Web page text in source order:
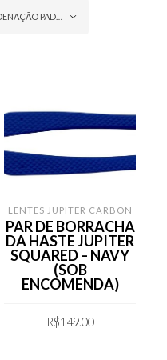
ORDENAÇÃO PADRÃO
LENTES JUPITER CARBON
PAR DE BORRACHA
DA HASTE JUPITER
SQUARED – NAVY
(SOB
ENCOMENDA)
R$149.00